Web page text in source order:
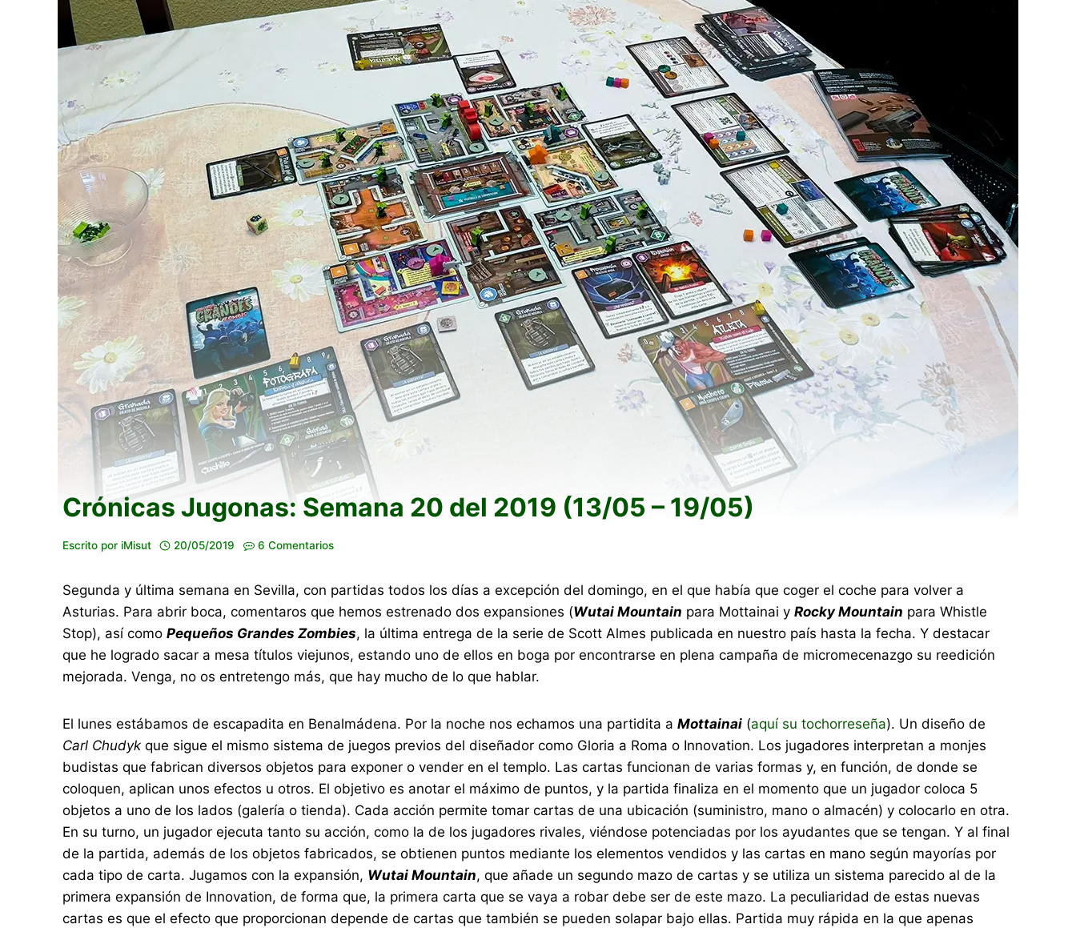
Crónicas Jugonas: Semana 20 del 2019 (13/05 – 19/05)
Escrito por iMisut 20/05/2019 6 Comentarios
Segunda y última semana en Sevilla, con partidas todos los días a excepción del domingo, en el que había que coger el coche para volver a
Asturias. Para abrir boca, comentaros que hemos estrenado dos expansiones (Wutai Mountain para Mottainai yRocky Mountain para Whistle
Stop), así comoPequeños Grandes Zombies, la última entrega de la serie de Scott Almes publicada en nuestro país hasta la fecha. Y destacar
que he logrado sacar a mesa títulos viejunos, estando uno de ellos en boga por encontrarse en plena campaña de micromecenazgo su reedición
mejorada. Venga, no os entretengo más, que hay mucho de lo que hablar.
El lunes estábamos de escapadita en Benalmádena. Por la noche nos echamos una partidita aMottainai (aquí su tochorreseña). Un diseño de
Carl Chudyk que sigue el mismo sistema de juegos previos del diseñador como Gloria a Roma o Innovation. Los jugadores interpretan a monjes
budistas que fabrican diversos objetos para exponer o vender en el templo. Las cartas funcionan de varias formas y, en función, de donde se
coloquen, aplican unos efectos u otros. El objetivo es anotar el máximo de puntos, y la partida finaliza en el momento que un jugador coloca 5
objetos a uno de los lados (galería o tienda). Cada acción permite tomar cartas de una ubicación (suministro, mano o almacén) y colocarlo en otra.
En su turno, un jugador ejecuta tanto su acción, como la de los jugadores rivales, viéndose potenciadas por los ayudantes que se tengan. Y al final
de la partida, además de los objetos fabricados, se obtienen puntos mediante los elementos vendidos y las cartas en mano según mayorías por
cada tipo de carta. Jugamos con la expansión, Wutai Mountain, que añade un segundo mazo de cartas y se utiliza un sistema parecido al de la
primera expansión de Innovation, de forma que, la primera carta que se vaya a robar debe ser de este mazo. La peculiaridad de estas nuevas
cartas es que el efecto que proporcionan depende de cartas que también se pueden solapar bajo ellas. Partida muy rápida en la que apenas